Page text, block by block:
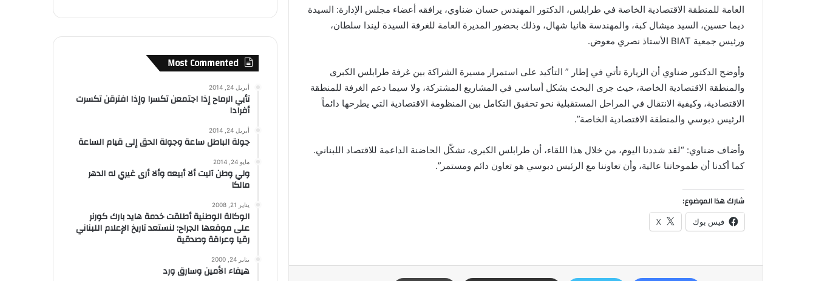
العامة للمنطقة الاقتصادية الخاصة في طرابلس، الدكتور المهندس حسان ضناوي، يرافقه أعضاء مجلس الإدارة: السيدة
ديما حسين، السيد ميشال كبة، والمهندسة هانيا شهال، وذلك بحضور المديرة العامة للغرفة السيدة ليندا سلطان،
ورئيس جمعية BIAT الأستاذ نصري معوض.
وأوضح الدكتور ضناوي أن الزيارة تأتي في إطار ” التأكيد على استمرار مسيرة الشراكة بين غرفة طرابلس الكبرى
والمنطقة الاقتصادية الخاصة، حيث جرى البحث بشكل أساسي في المشاريع المشتركة، ولا سيما دعم الغرفة للمنطقة
الاقتصادية، وكيفية الانتقال في المراحل المستقبلية نحو تحقيق التكامل بين المنظومة الاقتصادية التي يطرحها دائماً
الرئيس دبوسي والمنطقة الاقتصادية الخاصة”.
وأضاف ضناوي: “لقد شددنا اليوم، من خلال هذا اللقاء، أن طرابلس الكبرى، تشكّل الحاضنة الداعمة للاقتصاد اللبناني.
كما أكدنا أن طموحاتنا عالية، وأن تعاوننا مع الرئيس دبوسي هو تعاون دائم ومستمر”.
شارك هذا الموضوع:
فيس بوك X
Most Commented
أبريل 24, 2014
تأبي الرماح إذا اجتمعن تكسرا وإذا افترقن تكسرت
أفرادا
أبريل 24, 2014
جولة الباطل ساعة وجولة الحق إلى قيام الساعة
مايو 24, 2014
ولي وطن آليت ألا أبيعه وألا أرى غيري له الدهر
مالكا
يناير 21, 2008
الوكالة الوطنية أطلقت خدمة هايد بارك كورنر
على موقعها الجراح: لنستعد تاريخ الإعلام اللبناني
رقيا وعراقة وصدقية
يناير 24, 2000
هيفاء الأمين وسارق ورد